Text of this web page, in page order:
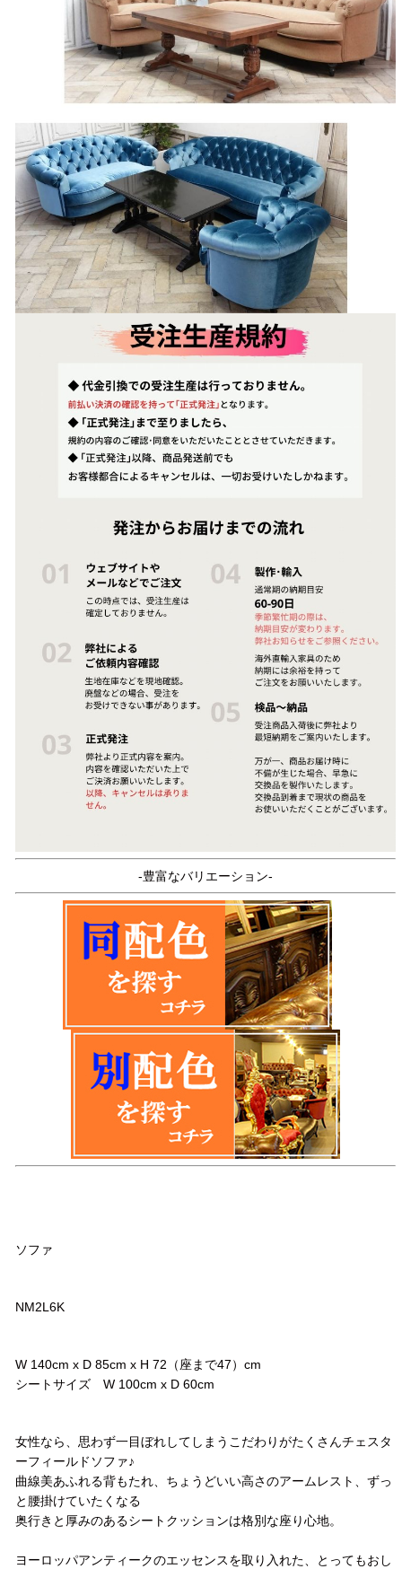
-豊富なバリエーション-
ソファ
NM2L6K
W 140cm x D 85cm x H 72（座まで47）cm
シートサイズ W 100cm x D 60cm
女性なら、思わず一目ぼれしてしまうこだわりがたくさんチェスタ
ーフィールドソファ♪
曲線美あふれる背もたれ、ちょうどいい高さのアームレスト、ずっ
と腰掛けていたくなる
奥行きと厚みのあるシートクッションは格別な座り心地。
ヨーロッパアンティークのエッセンスを取り入れた、とってもおし